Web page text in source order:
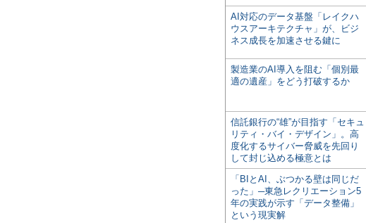
AI対応のデータ基盤「レイクハ
ウスアーキテクチャ」が、ビジ
ネス成長を加速させる鍵に
製造業のAI導入を阻む「個別最
適の遺産」をどう打破するか
信託銀行の“雄”が目指す「セキュ
リティ・バイ・デザイン」。高
度化するサイバー脅威を先回り
して封じ込める極意とは
「BIとAI、ぶつかる壁は同じだ
った」─東急レクリエーション5
年の実践が示す「データ整備」
という現実解